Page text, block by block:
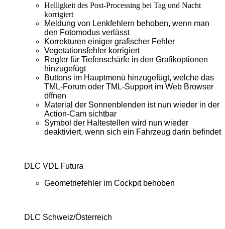
Helligkeit des Post-Processing bei Tag und Nacht
korrigiert
Meldung von Lenkfehlern behoben, wenn man
den Fotomodus verlässt
Korrekturen einiger grafischer Fehler
Vegetationsfehler korrigiert
Regler für Tiefenschärfe in den Grafikoptionen
hinzugefügt
Buttons im Hauptmenü hinzugefügt, welche das
TML-Forum oder TML-Support im Web Browser
öffnen
Material der Sonnenblenden ist nun wieder in der
Action-Cam sichtbar
Symbol der Haltestellen wird nun wieder
deaktiviert, wenn sich ein Fahrzeug darin befindet
DLC VDL Futura
Geometriefehler im Cockpit behoben
DLC Schweiz/Österreich